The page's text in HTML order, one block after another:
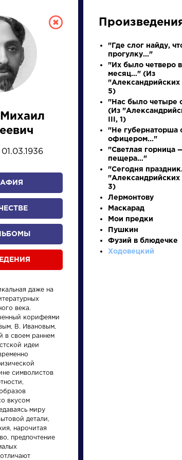
УРОКОВ
С Т У
Персонажи
Алоизий
Могарыч
01.03.1936
даже на
века.
корифеями
В. Ивановым,
в своем раннем
идеи
символистов
вкусом
миру
детали,
нарочитая
предпочтение
"Где слог найду,
прогулку..."
"Их было четверо в
месяц…" (Из
"Александрийских
5)
"Нас было четыре
(Из
III, 1)
"Не губернаторша
офицером…"
"Светлая горница
пещера…"
"Сегодня
"Александрийских
3)
Лермонтову
Маскарад
Мои предки
Пушкин
Фузий в блюдечке
Ходовецкий